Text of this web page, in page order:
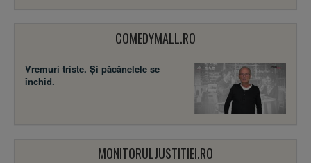
COMEDYMALL.RO
Vremuri triste. Şi păcănelele se
închid.
MONITORULJUSTITIEI.RO